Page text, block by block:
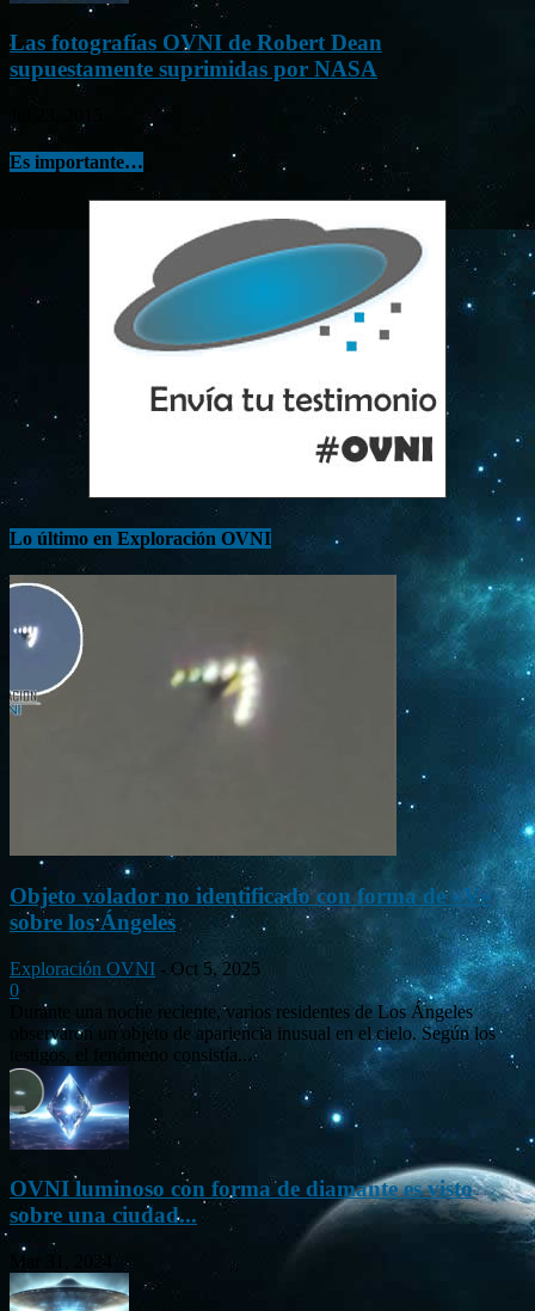
Las fotografías OVNI de Robert Dean
supuestamente suprimidas por NASA
Es importante…
Lo último en Exploración OVNI
Objeto volador no identificado con forma de «V»
sobre los Ángeles
Exploración OVNI - Oct 5, 2025
0
Durante una noche reciente, varios residentes de Los Ángeles
observaron un objeto de apariencia inusual en el cielo. Según los
testigos, el fenómeno consistía...
OVNI luminoso con forma de diamante es visto
sobre una ciudad...
Mar 31, 2024